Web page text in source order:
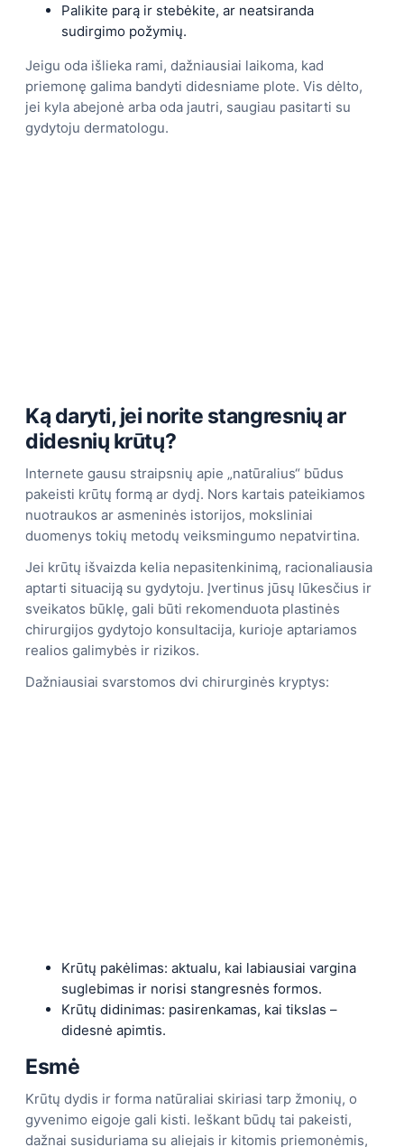
Palikite parą ir stebėkite, ar neatsiranda
sudirgimo požymių.
Jeigu oda išlieka rami, dažniausiai laikoma, kad
priemonę galima bandyti didesniame plote. Vis dėlto,
jei kyla abejonė arba oda jautri, saugiau pasitarti su
gydytoju dermatologu.
Ką daryti, jei norite stangresnių ar
didesnių krūtų?
Internete gausu straipsnių apie „natūralius“ būdus
pakeisti krūtų formą ar dydį. Nors kartais pateikiamos
nuotraukos ar asmeninės istorijos, moksliniai
duomenys tokių metodų veiksmingumo nepatvirtina.
Jei krūtų išvaizda kelia nepasitenkinimą, racionaliausia
aptarti situaciją su gydytoju. Įvertinus jūsų lūkesčius ir
sveikatos būklę, gali būti rekomenduota plastinės
chirurgijos gydytojo konsultacija, kurioje aptariamos
realios galimybės ir rizikos.
Dažniausiai svarstomos dvi chirurginės kryptys:
Krūtų pakėlimas: aktualu, kai labiausiai vargina
suglebimas ir norisi stangresnės formos.
Krūtų didinimas: pasirenkamas, kai tikslas –
didesnė apimtis.
Esmė
Krūtų dydis ir forma natūraliai skiriasi tarp žmonių, o
gyvenimo eigoje gali kisti. Ieškant būdų tai pakeisti,
dažnai susiduriama su aliejais ir kitomis priemonėmis,